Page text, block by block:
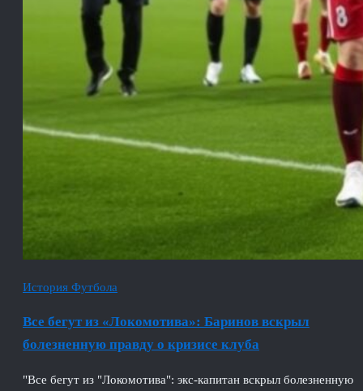
История Футбола
Все бегут из «Локомотива»: Баринов вскрыл
болезненную правду о кризисе клуба
"Все бегут из "Локомотива": экс-капитан вскрыл болезненную